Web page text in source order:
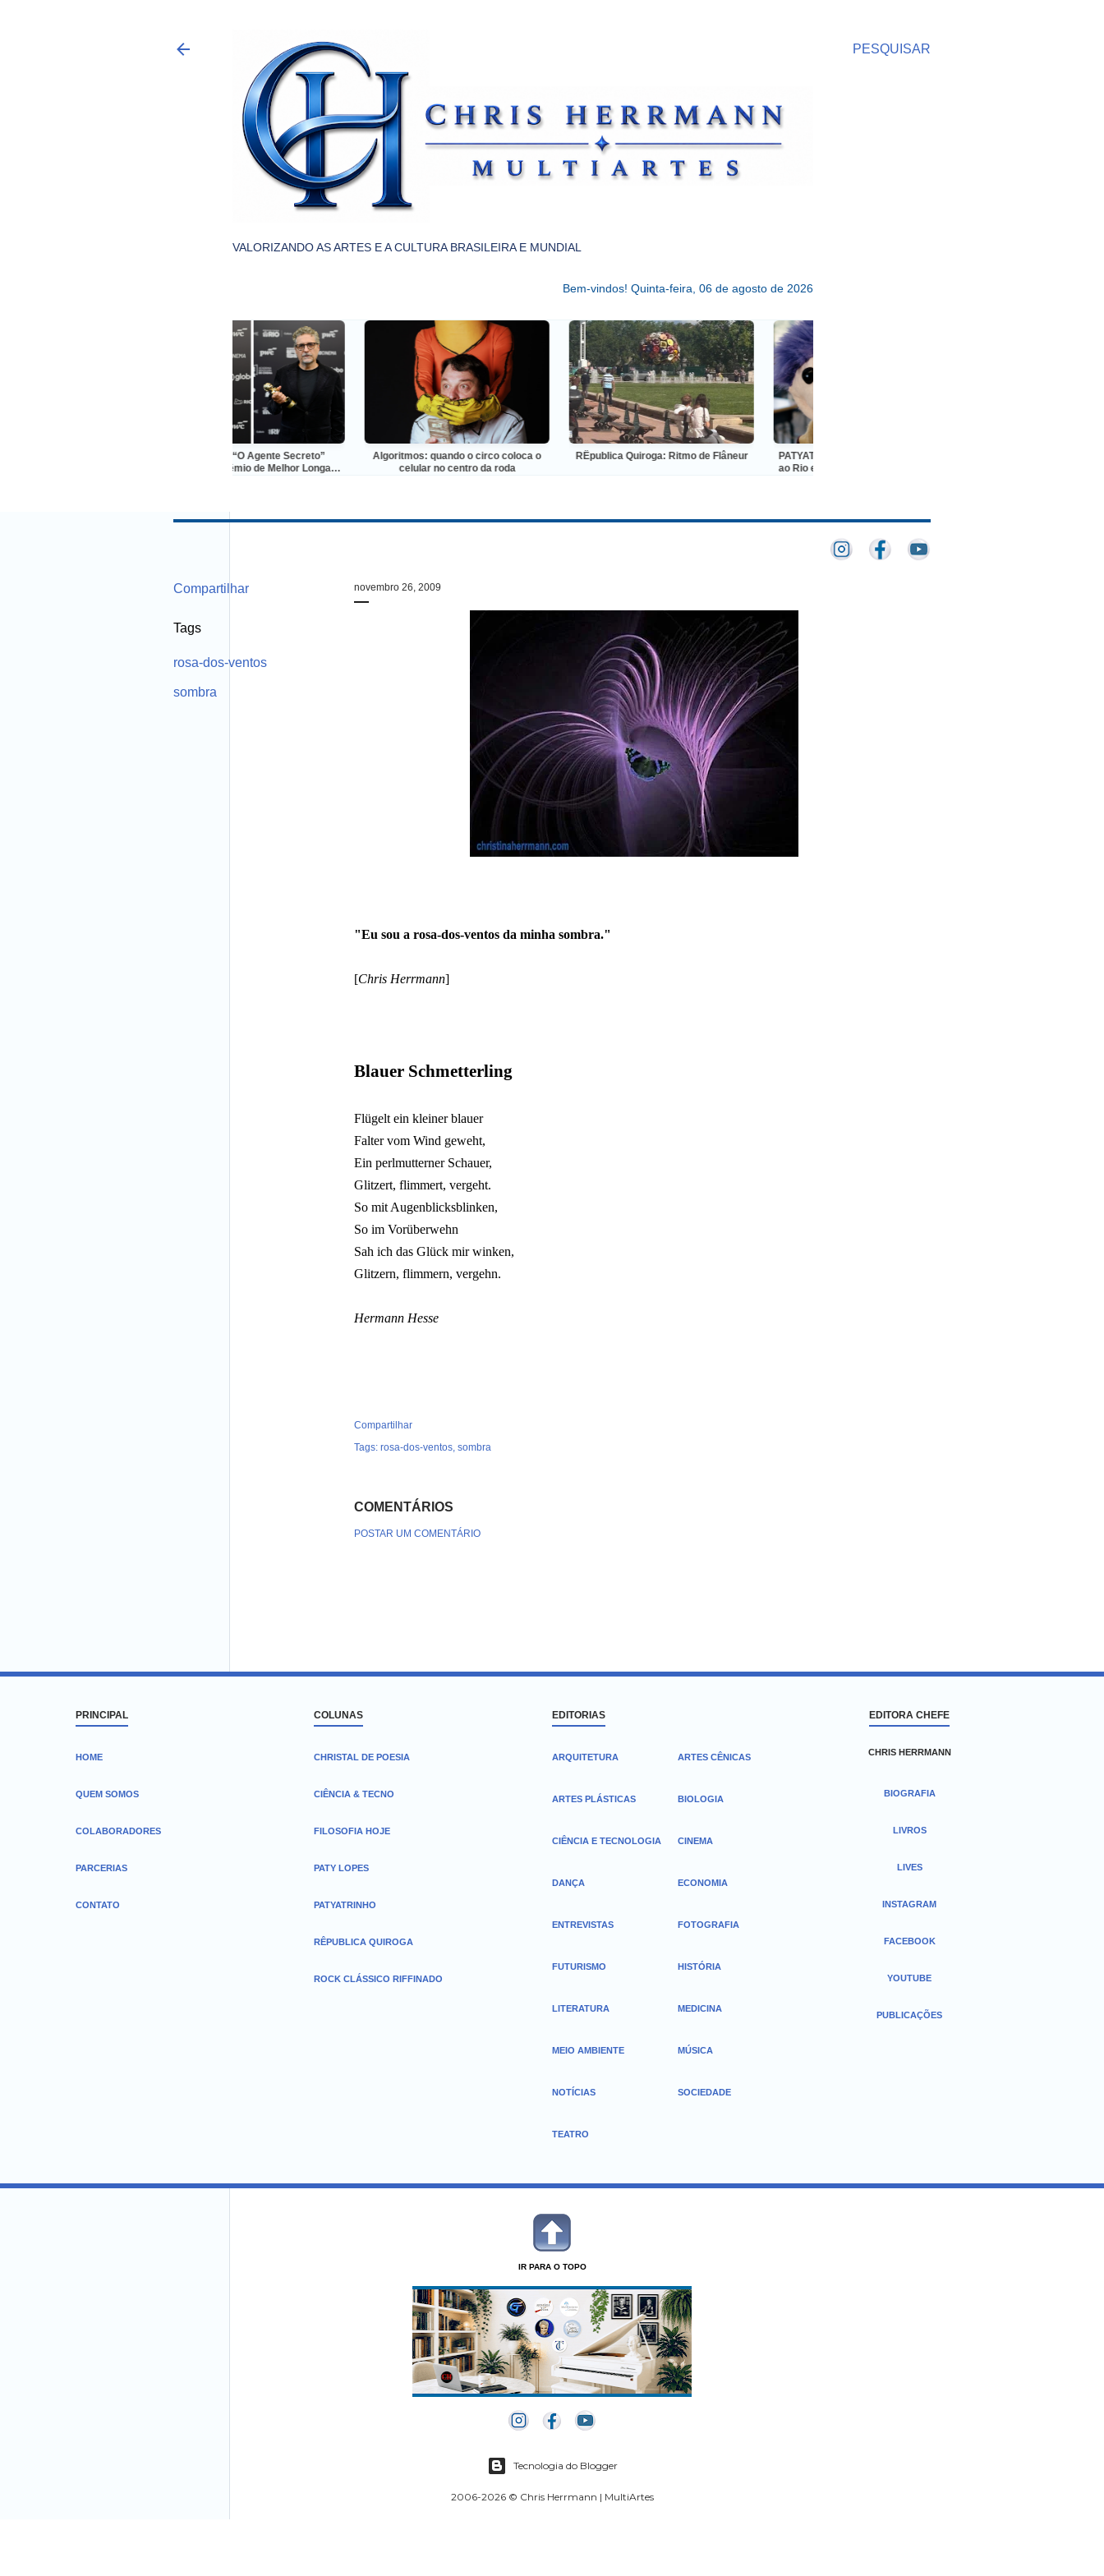
PESQUISAR
VALORIZANDO AS ARTES E A CULTURA BRASILEIRA E MUNDIAL
Bem-vindos! Quinta-feira, 06 de agosto de 2026
“Manas” e “O Agente Secreto”
dividem o prêmio de Melhor Longa-
Algoritmos: quando o circo coloca o
celular no centro da roda
RÊpublica Quiroga: Ritmo de Flâneur
PATYATRINHO: Palco Giratório chega
ao Rio e transforma o Sesc Tijuca em
Compartilhar
Tags
rosa-dos-ventos
sombra
novembro 26, 2009
"Eu sou a rosa-dos-ventos da minha sombra."
[Chris Herrmann]
Blauer Schmetterling
Flügelt ein kleiner blauer
Falter vom Wind geweht,
Ein perlmutterner Schauer,
Glitzert, flimmert, vergeht.
So mit Augenblicksblinken,
So im Vorüberwehn
Sah ich das Glück mir winken,
Glitzern, flimmern, vergehn.
Hermann Hesse
Compartilhar
Tags: rosa-dos-ventos sombra
COMENTÁRIOS
POSTAR UM COMENTÁRIO
PRINCIPAL
HOME
QUEM SOMOS
COLABORADORES
PARCERIAS
CONTATO
COLUNAS
CHRISTAL DE POESIA
CIÊNCIA & TECNO
FILOSOFIA HOJE
PATY LOPES
PATYATRINHO
RÊPUBLICA QUIROGA
ROCK CLÁSSICO RIFFINADO
EDITORIAS
ARQUITETURA ARTES CÊNICAS
ARTES PLÁSTICAS BIOLOGIA
CIÊNCIA E TECNOLOGIA CINEMA
DANÇA ECONOMIA
ENTREVISTAS FOTOGRAFIA
FUTURISMO HISTÓRIA
LITERATURA MEDICINA
MEIO AMBIENTE MÚSICA
NOTÍCIAS SOCIEDADE
TEATRO
EDITORA CHEFE
CHRIS HERRMANN
BIOGRAFIA
LIVROS
LIVES
INSTAGRAM
FACEBOOK
YOUTUBE
PUBLICAÇÕES
IR PARA O TOPO
Tecnologia do Blogger
2006-2026 © Chris Herrmann | MultiArtes